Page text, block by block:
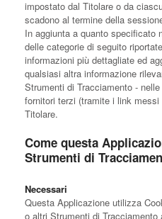
impostato dal Titolare o da
scadono al termine della
In aggiunta a quanto specificato
delle categorie di seguito
informazioni più dettagliate ed
qualsiasi altra informazione
Strumenti di Tracciamento -
fornitori terzi (tramite i link
Titolare.
Come questa
Strumenti di
Necessari
Questa Applicazione utilizza
o altri Strumenti di